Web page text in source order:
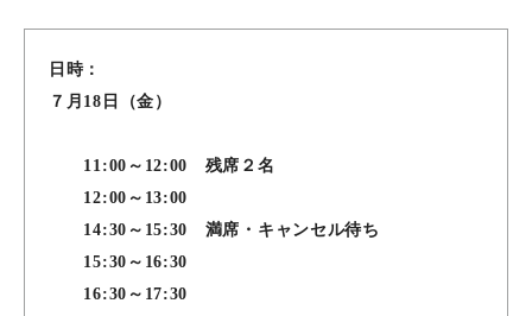
日時：
７月18日（金）
11:00～12:00 残席２名
12:00～13:00
14:30～15:30 満席・キャンセル待ち
15:30～16:30
16:30～17:30